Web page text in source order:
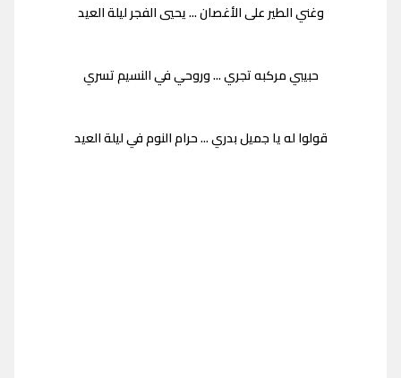
وغني الطير على الأغصان ... يحيي الفجر ليلة العيد
حبيبي مركبه تجري ... وروحي في النسيم تسري
قولوا له يا جميل بدري ... حرام النوم في ليلة العيد